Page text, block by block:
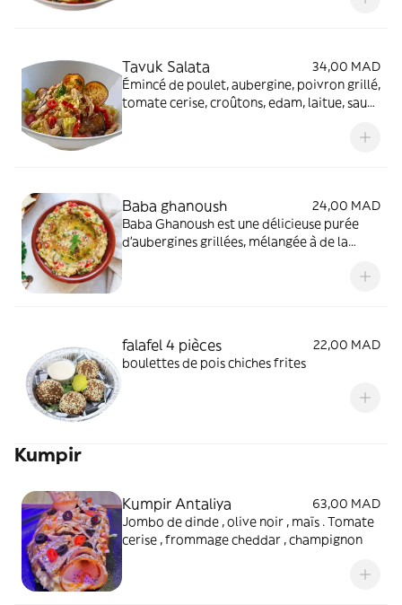
Tavuk Salata
34,00 MAD
Émincé de poulet, aubergine, poivron grillé,
tomate cerise, croûtons, edam, laitue, sauce
Baba ghanoush
24,00 MAD
Baba Ghanoush est une délicieuse purée
d'aubergines grillées, mélangée à de la
falafel 4 pièces
22,00 MAD
boulettes de pois chiches frites
Kumpir
Kumpir Antaliya
63,00 MAD
Jombo de dinde , olive noir , maïs . Tomate
cerise , frommage cheddar , champignon